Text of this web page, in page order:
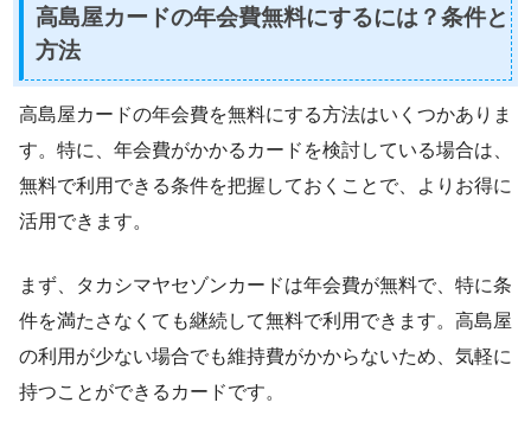
高島屋カードの年会費無料にするには？条件と
方法
高島屋カードの年会費を無料にする方法はいくつかありま
す。特に、年会費がかかるカードを検討している場合は、
無料で利用できる条件を把握しておくことで、よりお得に
活用できます。
まず、タカシマヤセゾンカードは年会費が無料で、特に条
件を満たさなくても継続して無料で利用できます。高島屋
の利用が少ない場合でも維持費がかからないため、気軽に
持つことができるカードです。